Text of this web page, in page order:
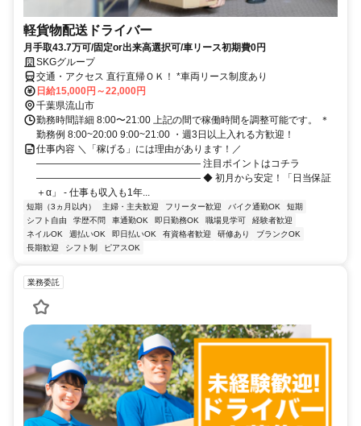
軽貨物配送ドライバー
月手取43.7万可/固定or出来高選択可/車リース初期費0円
SKGグループ
交通・アクセス 直行直帰ＯＫ！ *車両リース制度あり
日給15,000円～22,000円
千葉県流山市
勤務時間詳細 8:00〜21:00 上記の間で稼働時間を調整可能です。 ＊
勤務例 8:00~20:00 9:00~21:00 ・週3日以上入れる方歓迎！
仕事内容 ＼「稼げる」には理由があります！／
――――――――――――――――― 注目ポイントはコチラ
――――――――――――――――― ◆ 初月から安定！「日当保証
＋α」 - 仕事も収入も1年...
短期（3ヵ月以内） 主婦・主夫歓迎 フリーター歓迎 バイク通勤OK
短期
シフト自由
学歴不問 車通勤OK 即日勤務OK 職場見学可
経験者歓迎
ネイルOK
週払いOK 即日払いOK 有資格者歓迎 研修あり
ブランクOK
長期歓迎
シフト制 ピアスOK
業務委託